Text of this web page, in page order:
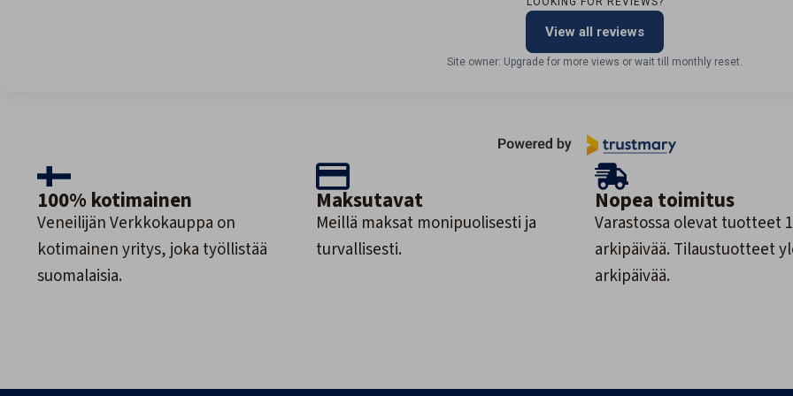
View all reviews
Site owner: Upgrade for more views or wait till monthly reset.
100% kotimainen
Veneilijän Verkkokauppa on
kotimainen yritys, joka työllistää
suomalaisia.
Maksutavat
Meillä maksat monipuolisesti ja
turvallisesti.
Nopea toimitus
Varastossa olevat tuotteet
arkipäivää. Tilaustuotteet
arkipäivää.